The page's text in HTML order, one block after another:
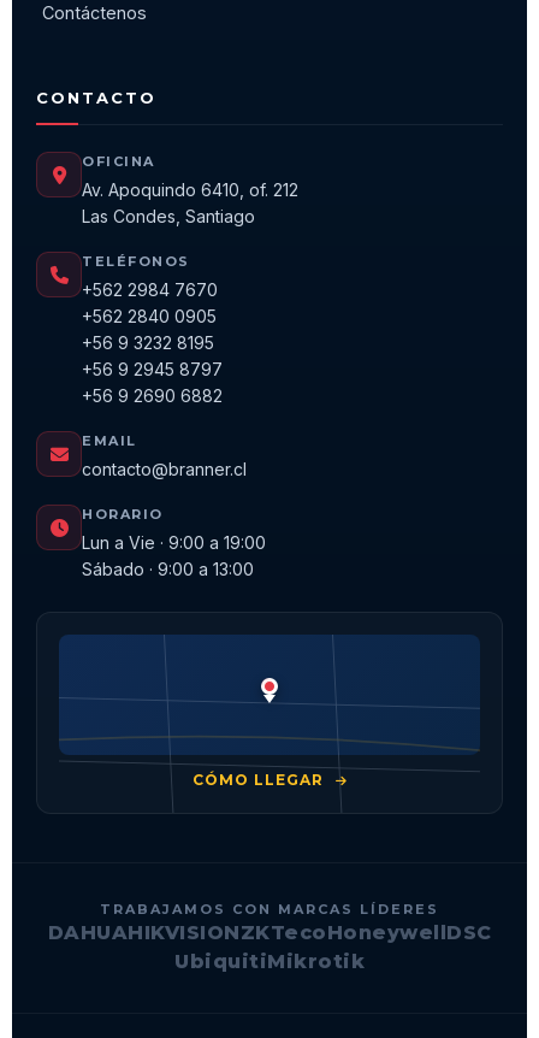
Contáctenos
CONTACTO
OFICINA
Av. Apoquindo 6410, of. 212
Las Condes, Santiago
TELÉFONOS
+562 2984 7670
+562 2840 0905
+56 9 3232 8195
+56 9 2945 8797
+56 9 2690 6882
EMAIL
contacto@branner.cl
HORARIO
Lun a Vie · 9:00 a 19:00
Sábado · 9:00 a 13:00
CÓMO LLEGAR
TRABAJAMOS CON MARCAS LÍDERES
DAHUAHIKVISIONZKTecoHoneywell DSC
UbiquitiMikrotik